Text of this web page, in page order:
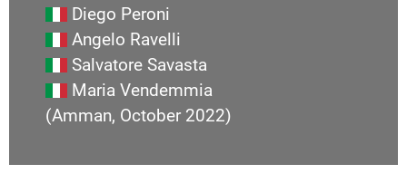
Diego Peroni
Angelo Ravelli
Salvatore Savasta
Maria Vendemmia
(Amman, October 2022)